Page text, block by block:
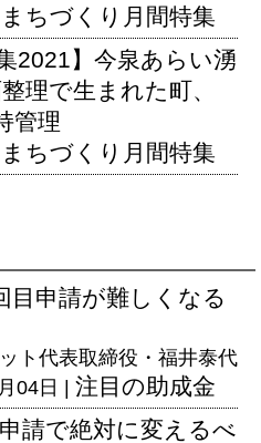
まちづくり月間特集
2021】今泉あらい湧
理で生まれた町、
管理
まちづくり月間特集
目申請が難しくなる
ト代表取締役・福井泰代
04日 | 注目の助成金
請で絶対に変えるべ